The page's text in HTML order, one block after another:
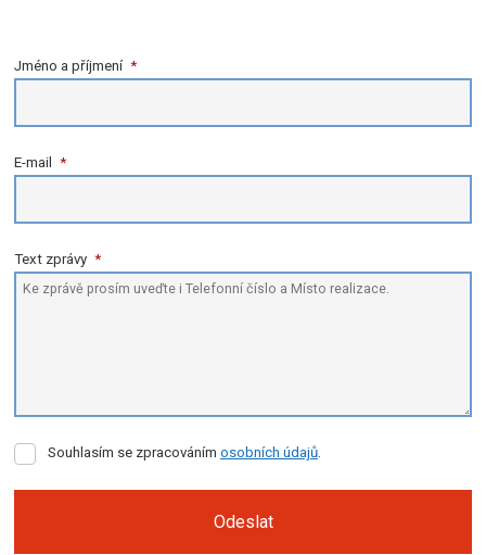
Jméno a příjmení *
E-mail *
Text zprávy *
Souhlasím
zpracováním
Souhlasím se zpracováním osobních údajů.
Odeslat